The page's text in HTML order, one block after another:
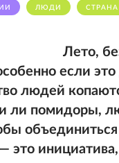
ЛЮДИ СТРАНА
Лето,
если
людей
ли помидоры,
это